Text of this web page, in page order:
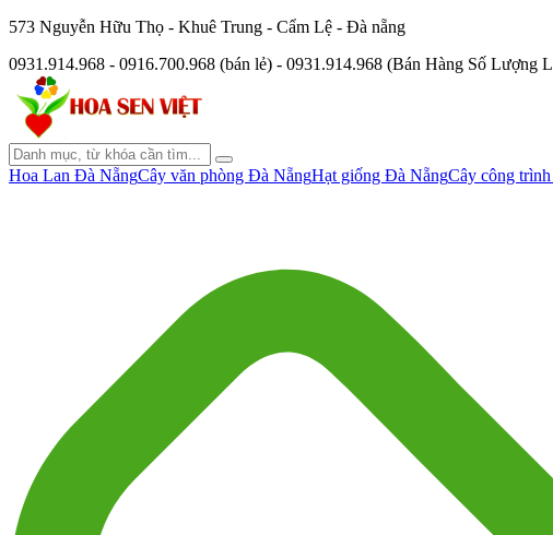
573 Nguyễn Hữu Thọ - Khuê Trung - Cẩm Lệ - Đà nẵng
0931.914.968 - 0916.700.968 (bán lẻ) - 0931.914.968 (Bán Hàng Số Lượng
Hoa Lan Đà NẵngCây văn phòng Đà NẵngHạt giống Đà NẵngCây công